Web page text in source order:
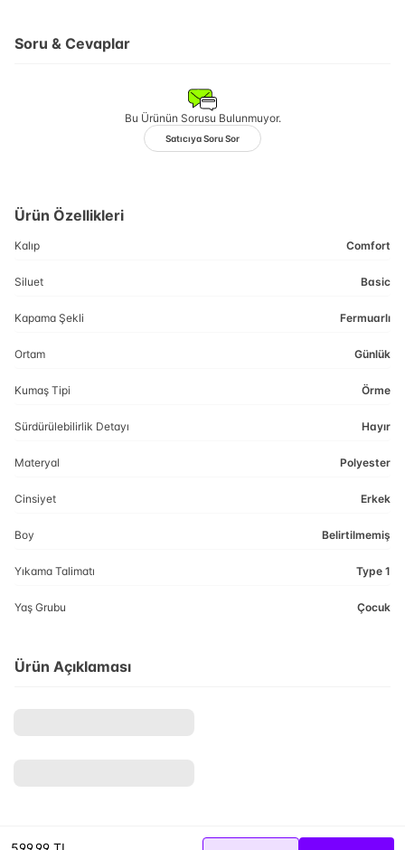
Soru & Cevaplar
Bu Ürünün Sorusu Bulunmuyor.
Satıcıya Soru Sor
Ürün Özellikleri
Kalıp Comfort
Siluet Basic
Kapama Şekli Fermuarlı
Ortam Günlük
Kumaş Tipi Örme
Sürdürülebilirlik Detayı Hayır
Materyal Polyester
Cinsiyet Erkek
Boy Belirtilmemiş
Yıkama Talimatı Type 1
Yaş Grubu Çocuk
Ürün Açıklaması